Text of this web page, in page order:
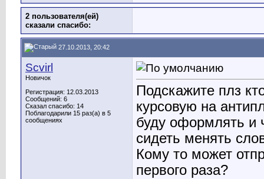
2 пользователя(ей)
сказали cпасибо:
27.10.2013, 20:42
Scvirl
Новичок
Регистрация: 12.03.2013
Сообщений: 6
Сказал спасибо: 14
Поблагодарили 15 раз(а) в 5
сообщениях
Подскажите плз
курсовую на
буду оформлять и
сидеть менять
Кому то может
первого раза?